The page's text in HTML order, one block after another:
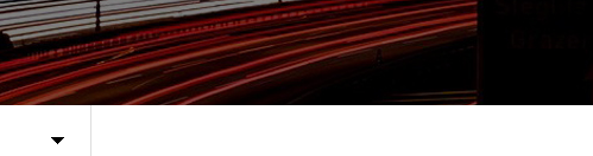
협력병원
자유게시판